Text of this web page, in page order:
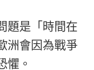
題是「時間在
洲會因為戰爭
懼。